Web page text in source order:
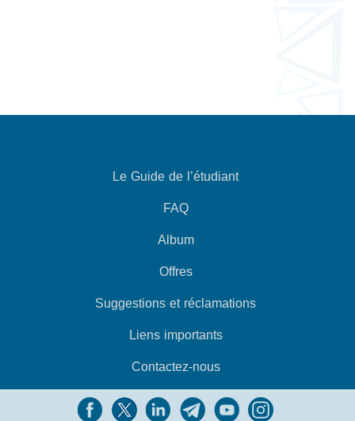
Le Guide de l’étudiant
FAQ
Album
Offres
Suggestions et réclamations
Liens importants
Contactez-nous